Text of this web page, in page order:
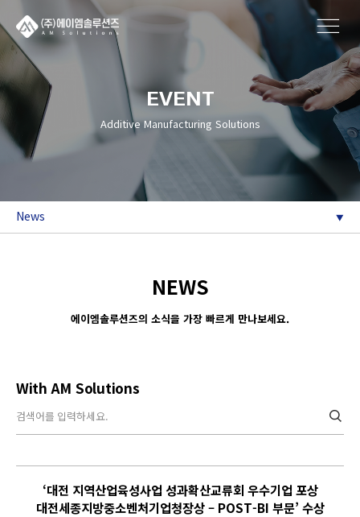
EVENT
Additive Manufacturing Solutions
News
NEWS
에이엠솔루션즈의 소식을 가장 빠르게 만나보세요.
With AM Solutions
‘대전 지역산업육성사업 성과확산교류회 우수기업 포상
대전세종지방중소벤처기업청장상 – POST-BI 부문’ 수상